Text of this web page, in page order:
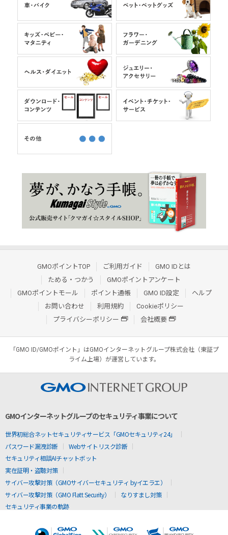
GMOポイントTOP ご利用ガイド
GMO IDとは
ためる・つかう
GMOポイントアンケート
GMOポイントモール
ポイント通帳 GMO ID設定
ヘルプ
お問い合わせ
利用規約
Cookieポリシー
プライバシーポリシー
会社概要
「GMO ID/GMOポイント」はGMOインターネットグループ株式会社（東証プ
ライム上場）が運営しています。
GMOインターネットグループのセキュリティ事業について
世界初総合ネットセキュリティサービス「GMOセキュリティ24」
パスワード漏洩診断
Webサイトリスク診断
セキュリティ相談AIチャットボット
実在証明・盗聴対策
サイバー攻撃対策（GMOサイバーセキュリティ byイエラエ）
サイバー攻撃対策（GMO Flatt Security）
なりすまし対策
セキュリティ事業の軌跡